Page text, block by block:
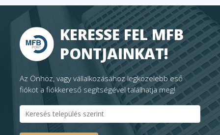
KERESSE FEL MFB
PONTJAINKAT!
Az Önhöz, vagy vállalkozásához legközelebb eső
fiókot a fiókkereső segítségével találhatja meg!